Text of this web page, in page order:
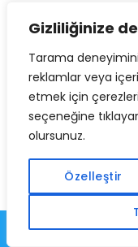
Gizliliğinize
Tarama
reklamlar veya
etmek için çerezleri
seçeneğine
olursunuz.
Özelleştir
FlexiSPY,
yazılımlarından